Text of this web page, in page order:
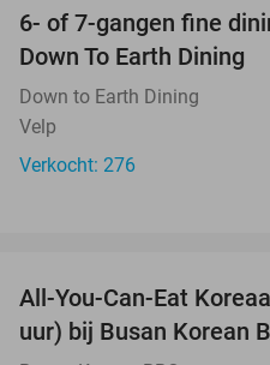
6- of 7-gangen fine
Down To Earth Dining
Down to Earth Dining
Velp
Verkocht: 276
All-You-Can-Eat
uur) bij Busan Korean